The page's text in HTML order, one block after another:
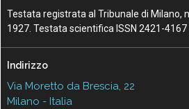
Testata registrata al Tribunale di Milano,
1927. Testata scientifica ISSN 2421-4167
Indirizzo
Via Moretto da Brescia, 22
Milano - Italia